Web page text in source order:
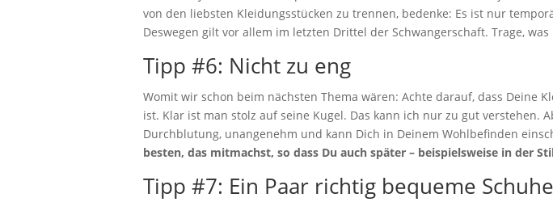
von den liebsten Kleidungsstücken zu trennen, bedenke: Es ist nur
Deswegen gilt vor allem im letzten Drittel der Schwangerschaft. Trage,
Tipp #6: Nicht zu eng
Womit wir schon beim nächsten Thema wären: Achte darauf, dass Deine
ist. Klar ist man stolz auf seine Kugel. Das kann ich nur zu gut
Durchblutung, unangenehm und kann Dich in Deinem Wohlbefinden
besten, das mitmachst, so dass Du auch später – beispielsweise in der
Tipp #7: Ein Paar richtig bequeme